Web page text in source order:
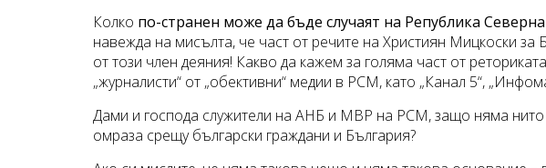
Колко по-странен може да бъде случаят на Република Северна
навежда на мисълта, че част от речите на Християн Мицкоски за
от този член деяния! Какво да кажем за голяма част от
„журналисти“ от „обективни“ медии в РСМ, като „Канал 5“,
Дами и господа служители на АНБ и МВР на РСМ, защо няма нито
омраза срещу български граждани и България?